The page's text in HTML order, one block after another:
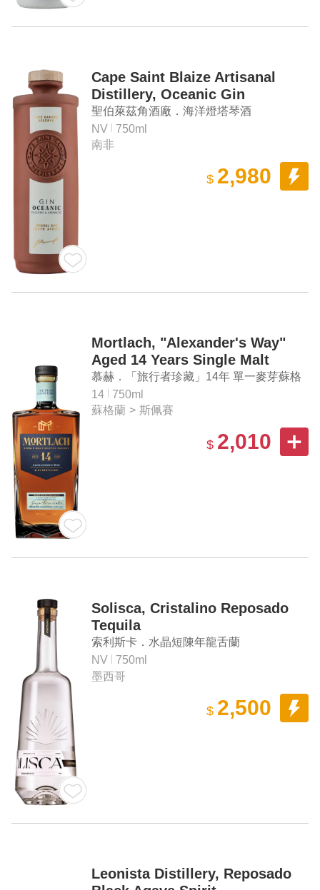
Cape Saint Blaize Artisanal
Distillery, Oceanic Gin
聖伯萊茲角酒廠．海洋燈塔琴酒
NV
750ml
南非
$ 2,980
Mortlach, "Alexander's Way"
Aged 14 Years Single Malt
Scotch Whisky
慕赫．「旅行者珍藏」14年 單一麥芽蘇格
蘭威士忌
14
750ml
蘇格蘭 > 斯佩賽
$ 2,010
Solisca, Cristalino Reposado
Tequila
索利斯卡．水晶短陳年龍舌蘭
NV
750ml
墨西哥
$ 2,500
Leonista Distillery, Reposado